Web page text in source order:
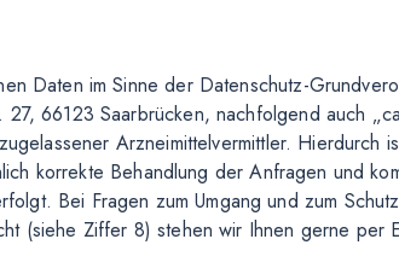
Daten im Sinne der Datenschutz-
66123 Saarbrücken, nachfolgend auch
Arzneimittelvermittler. Hierdurch
korrekte Behandlung der Anfragen und
Bei Fragen zum Umgang und zum
(siehe Ziffer 8) stehen wir Ihnen gerne per